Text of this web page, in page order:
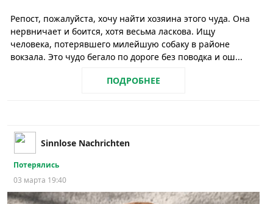
Репост, пожалуйста, хочу найти хозяина этого чуда. Она
нервничает и боится, хотя весьма ласкова. Ищу
человека, потерявшего милейшую собаку в районе
вокзала. Это чудо бегало по дороге без поводка и ош...
ПОДРОБНЕЕ
Sinnlose Nachrichten
Потерялись
03 марта 19:40